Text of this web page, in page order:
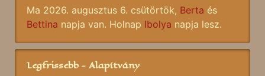
Ma 2026. augusztus 6. csütörtök, Berta és
Bettina napja van. Holnap Ibolya napja lesz.
Legfrissebb - Alapítvány